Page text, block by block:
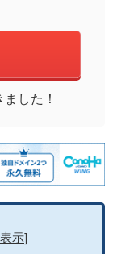
した！
示]